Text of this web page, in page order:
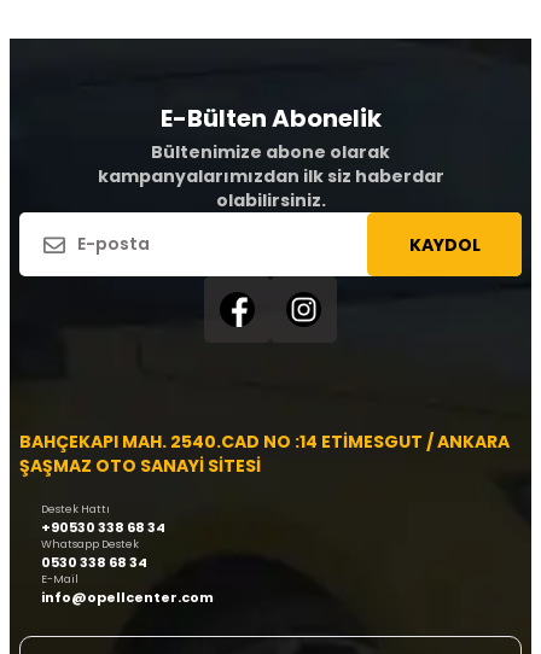
E-Bülten Abonelik
Bültenimize abone olarak
kampanyalarımızdan ilk siz haberdar
olabilirsiniz.
KAYDOL
BAHÇEKAPI MAH. 2540.CAD NO :14 ETİMESGUT / ANKARA
ŞAŞMAZ OTO SANAYİ SİTESİ
Destek Hattı
+90530 338 68 34
Whatsapp Destek
0530 338 68 34
E-Mail
info@opellcenter.com